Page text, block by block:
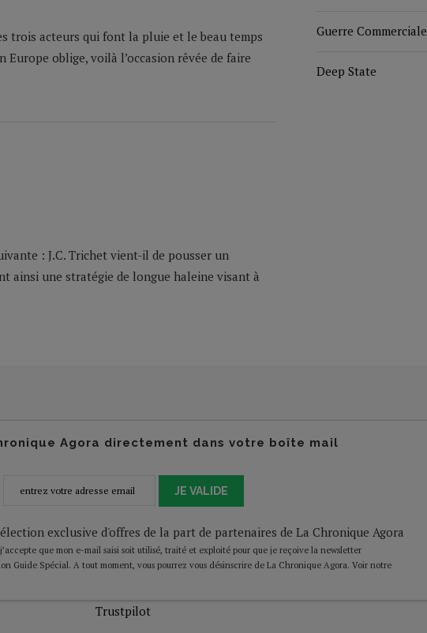
trois acteurs qui font la pluie et le beau temps
Europe oblige, voilà l’occasion rêvée de faire
: J.C. Trichet vient-il de pousser un
ainsi une stratégie de longue haleine visant à
Guerre Commerciale
Deep State
Agora directement dans votre boîte mail
JE VALIDE
exclusive d'offres de la part de partenaires de La Chronique Agora
que mon e-mail saisi soit utilisé, traité et exploité pour que je reçoive la newsletter
Guide Spécial. A tout moment, vous pourrez vous désinscrire de La Chronique Agora. Voir notre
Trustpilot